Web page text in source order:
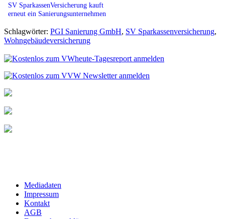
SV SparkassenVersicherung kauft
erneut ein Sanierungsunternehmen
Schlagwörter: PGI Sanierung GmbH, SV Sparkassenversicherung,
Wohngebäudeversicherung
Mediadaten
Impressum
Kontakt
AGB